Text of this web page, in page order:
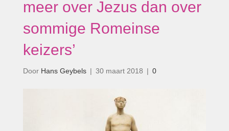
meer over Jezus dan over
sommige Romeinse
keizers’
Door Hans Geybels | 30 maart 2018 | 0